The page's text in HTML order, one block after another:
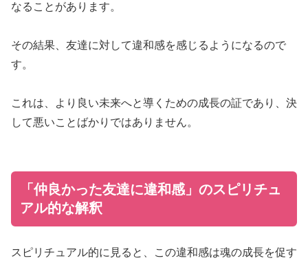
なることがあります。
その結果、友達に対して違和感を感じるようになるので
す。
これは、より良い未来へと導くための成長の証であり、決
して悪いことばかりではありません。
「仲良かった友達に違和感」のスピリチュ
アル的な解釈
スピリチュアル的に見ると、この違和感は魂の成長を促す